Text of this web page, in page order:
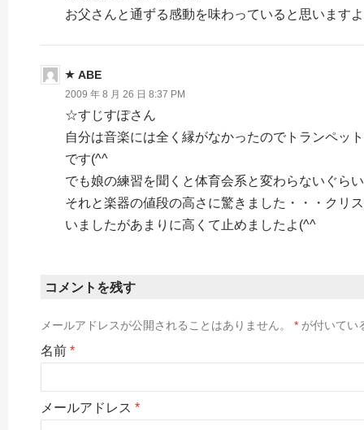
お父さんと通ずる感動を味わっていると思います
ABE
2009 年 8 月 26 日 8:37 PM
☆すじすぽさん
自分は音楽には全く縁がなかったのでトランペッ
です(^^ゞ
でも娘の練習を聞くと体育会系と変わらないぐら
それと楽器の値段の高さに驚きました・・・クリ
いましたがあまりに高くて止めましたよ(^^ゞ
コメントを残す
メールアドレスが公開されることはありません。 * が付いてい
名前 *
メールアドレス *